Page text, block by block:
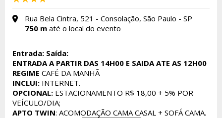
Rua Bela Cintra, 521 - Consolação, São Paulo - SP
750 m até o local do evento
Entrada: Saída:
ENTRADA A PARTIR DAS 14H00 E SAIDA ATE AS 12H00
REGIME CAFÉ DA MANHÃ
INCLUI: INTERNET.
OPCIONAL: ESTACIONAMENTO R$ 18,00 + 5% POR
VEÍCULO/DIA;
APTO TWIN: ACOMODAÇÃO CAMA CASAL + SOFÁ CAMA.